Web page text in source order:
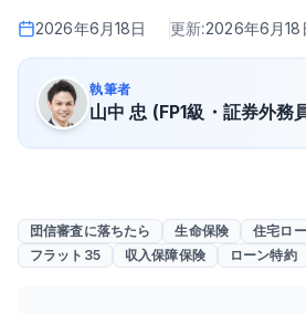
2026年6月18日 更新:2026年6月18
執筆者
山中 忠 (FP1級・証券外務
団信審査に落ちたら 生命保険 住宅ロ
フラット35
収入保障保険 ローン特約